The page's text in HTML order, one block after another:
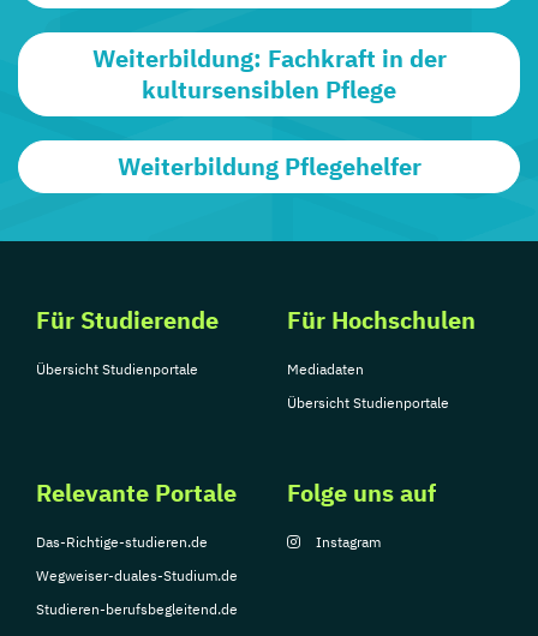
Weiterbildung: Fachkraft in der
kultursensiblen Pflege
Weiterbildung Pflegehelfer
Für Studierende
Übersicht Studienportale
Für Hochschulen
Mediadaten
Übersicht Studienportale
Relevante Portale
Das-Richtige-studieren.de
Wegweiser-duales-Studium.de
Studieren-berufsbegleitend.de
Folge uns auf
Instagram